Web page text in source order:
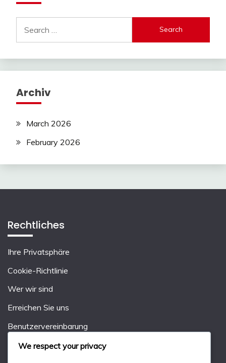
for:
Archiv
March 2026
February 2026
Rechtliches
Ihre Privatsphäre
Cookie-Richtlinie
Wer wir sind
Erreichen Sie uns
Benutzervereinbarung
Suche
We respect your privacy